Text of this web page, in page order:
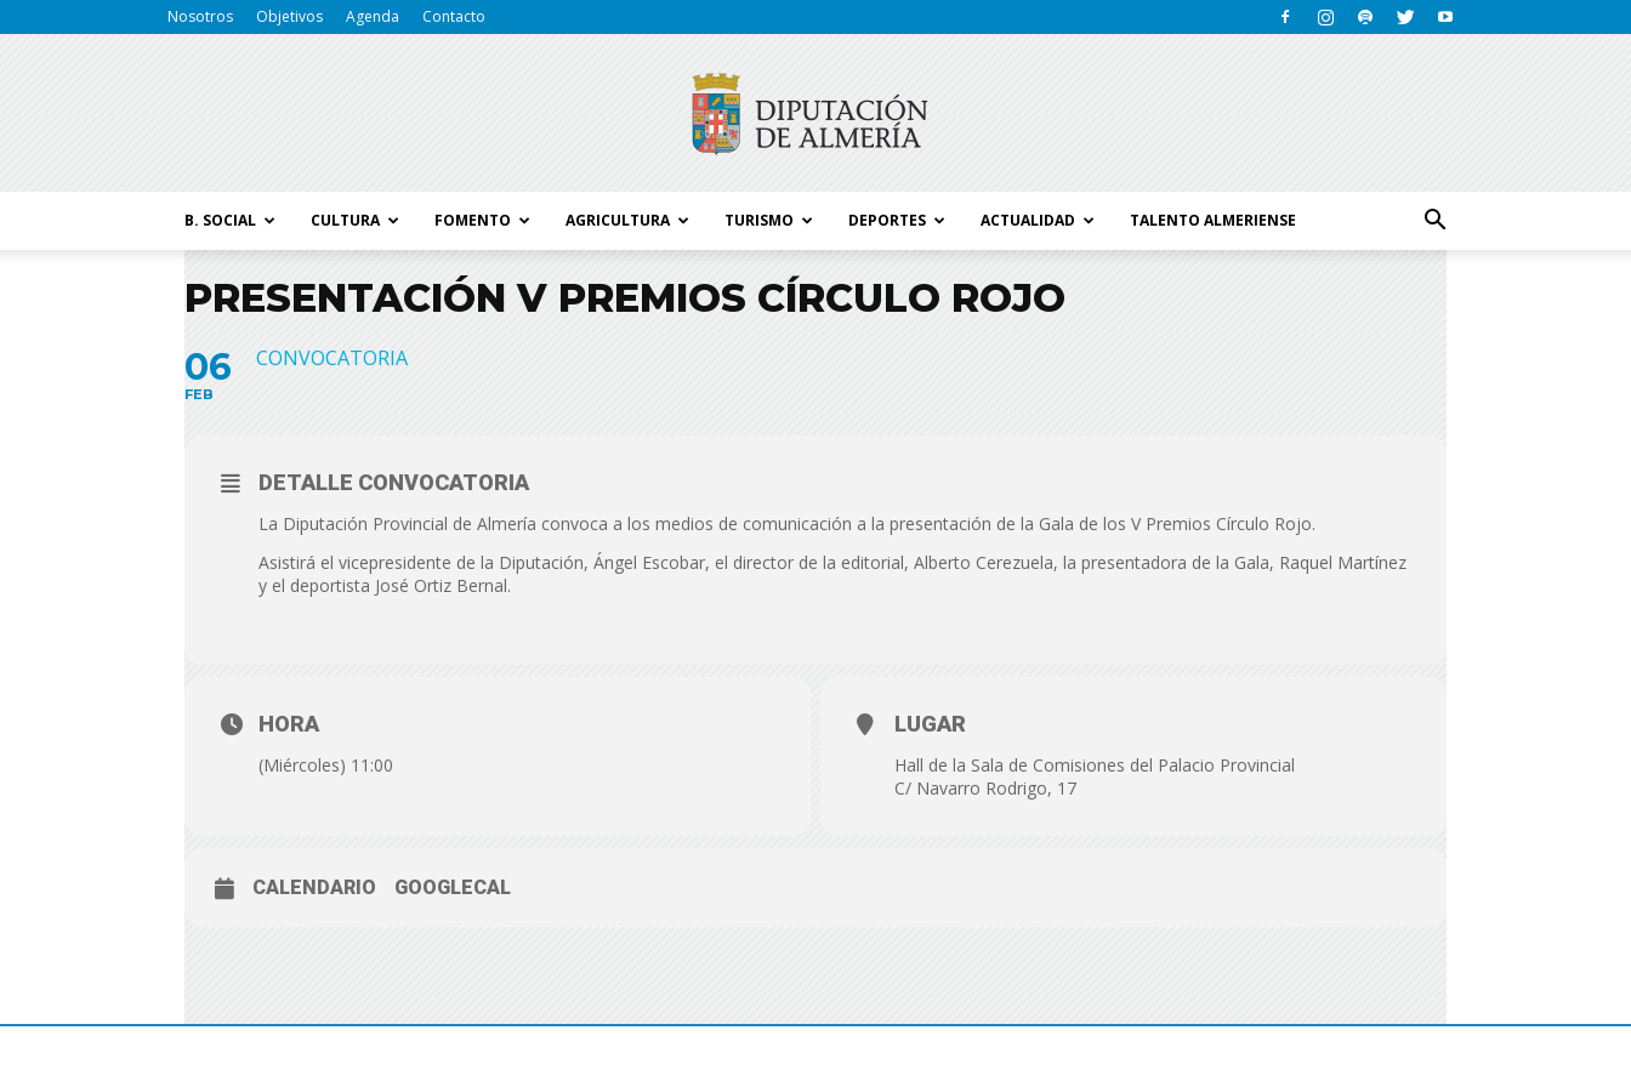
Nosotros Objetivos Agenda Contacto
de
Almería
B. SOCIAL CULTURA FOMENTO AGRICULTURA TURISMO DEPORTES ACTUALIDAD TALENTO ALMERIENSE
PRESENTACIÓN V PREMIOS CÍRCULO ROJO
06
FEB
CONVOCATORIA
DETALLE CONVOCATORIA
La Diputación Provincial de Almería convoca a los medios de comunicación a la presentación de la Gala de los V Premios Círculo Rojo.
Asistirá el vicepresidente de la Diputación, Ángel Escobar, el director de la editorial, Alberto Cerezuela, la presentadora de la Gala, Raquel Martínez
y el deportista José Ortiz Bernal.
HORA
(Miércoles) 11:00
LUGAR
Hall de la Sala de Comisiones del Palacio Provincial
C/ Navarro Rodrigo, 17
CALENDARIO GOOGLECAL